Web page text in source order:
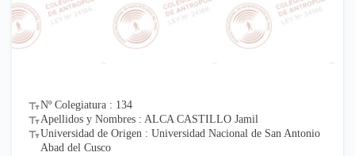
Nº Colegiatura : 134
Apellidos y Nombres : ALCA CASTILLO Jamil
Universidad de Origen : Universidad Nacional de San Antonio
Abad del Cusco